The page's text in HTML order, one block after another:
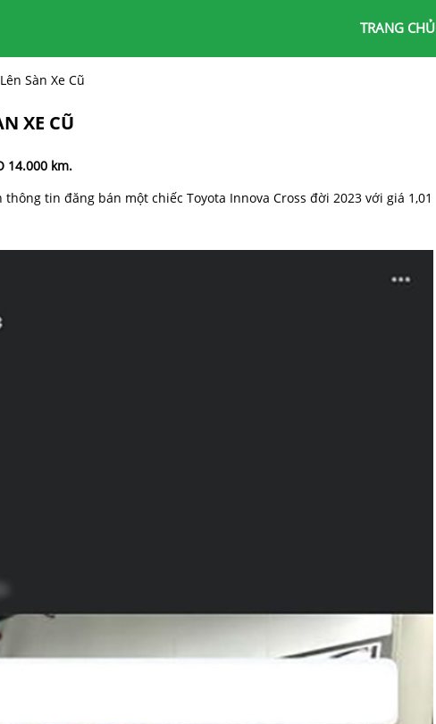
TRANG CHỦ
Sàn Xe Cũ
XE CŨ
14.000 km.
tin đăng bán một chiếc Toyota Innova Cross đời 2023 với giá 1,01